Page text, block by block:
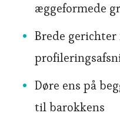
æggeformede
Brede
Døre ens på
til barokkens